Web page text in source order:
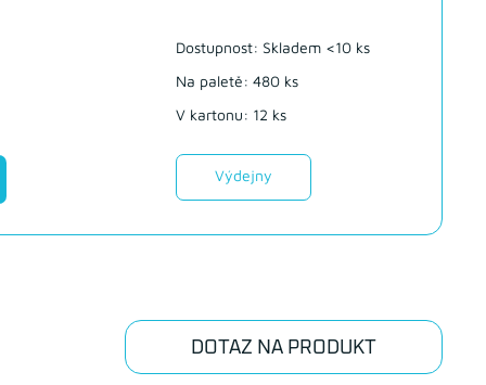
Dostupnost: Skladem <10 ks
Na paletě: 480 ks
V kartonu: 12 ks
Výdejny
DOTAZ NA PRODUKT